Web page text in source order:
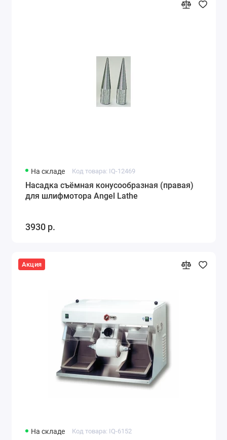
На складе Код товара: IQ-12469
Насадка съёмная конусообразная (правая)
для шлифмотора Angel Lathe
3930 р.
Акция
На складе Код товара: IQ-6152